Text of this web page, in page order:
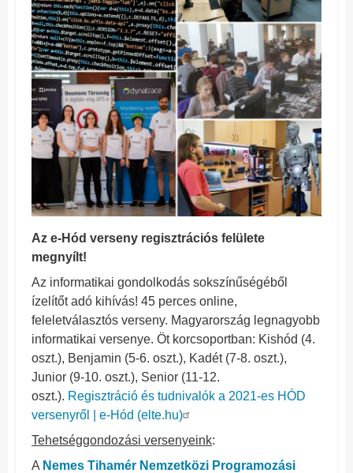
Az e-Hód verseny regisztrációs felülete
megnyílt!
Az informatikai gondolkodás sokszínűségéből
ízelítőt adó kihívás! 45 perces online,
feleletválasztós verseny. Magyarország legnagyobb
informatikai versenye. Öt korcsoportban: Kishód (4.
oszt.), Benjamin (5-6. oszt.), Kadét (7-8. oszt.),
Junior (9-10. oszt.), Senior (11-12.
oszt.). Regisztráció és tudnivalók a 2021-es HÓD
versenyről | e-Hód (elte.hu)
Tehetséggondozási versenyeink:
A Nemes Tihamér Nemzetközi Programozási